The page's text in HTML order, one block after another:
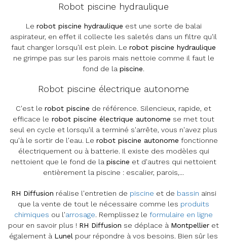
Robot piscine hydraulique
Le robot piscine hydraulique est une sorte de balai
aspirateur, en effet il collecte les saletés dans un filtre qu'il
faut changer lorsqu'il est plein. Le robot piscine hydraulique
ne grimpe pas sur les parois mais nettoie comme il faut le
fond de la piscine.
Robot piscine électrique autonome
C'est le robot piscine de référence. Silencieux, rapide, et
efficace le robot piscine électrique autonome se met tout
seul en cycle et lorsqu'il a terminé s'arrête, vous n'avez plus
qu'à le sortir de l'eau. Le robot piscine autonome fonctionne
électriquement ou à batterie. Il existe des modèles qui
nettoient que le fond de la piscine et d'autres qui nettoient
entièrement la piscine : escalier, parois,...
RH Diffusion réalise l'entretien de piscine et de bassin ainsi
que la vente de tout le nécessaire comme les produits
chimiques ou l'arrosage. Remplissez le formulaire en ligne
pour en savoir plus ! RH Diffusion se déplace à Montpellier et
également à Lunel pour répondre à vos besoins. Bien sûr les